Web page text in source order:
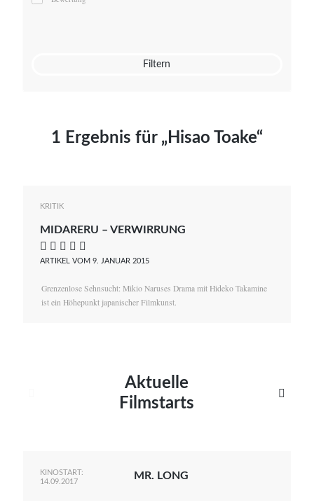
Mato von Vogelstein
Filtern
1 Ergebnis für „Hisao Toake“
KRITIK
MIDARERU – VERWIRRUNG
    
ARTIKEL VOM 9. JANUAR 2015
Grenzenlose Sehnsucht: Mikio Naruses Drama mit Hideko Takamine
ist ein Höhepunkt japanischer Filmkunst.
Aktuelle
Filmstarts

KINOSTART:
14.09.2017
MR. LONG